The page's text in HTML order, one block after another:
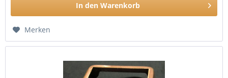
In den Warenkorb
Merken